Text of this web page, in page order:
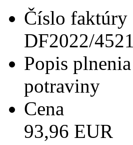
Číslo faktúry
DF2022/4521
Popis plnenia
potraviny
Cena
93,96 EUR